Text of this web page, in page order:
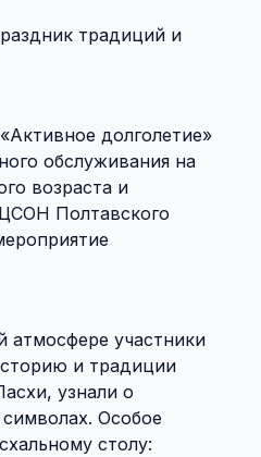
традиций и
долголетие»
обслуживания на
возраста и
Полтавского
атмосфере участники
и традиции
узнали о
Особое
столу: